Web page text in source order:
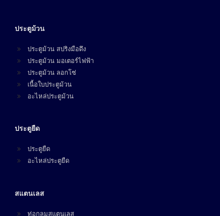
ประตูม้วน
ประตูม้วน สปริงมือดึง
ประตูม้วน มอเตอร์ไฟฟ้า
ประตูม้วน ลอกโซ่
เนื้อใบประตูม้วน
อะไหล่ประตูม้วน
ประตูยืด
ประตูยืด
อะไหล่ประตูยืด
สแตนเลส
ท่อกลมสแตนเลส